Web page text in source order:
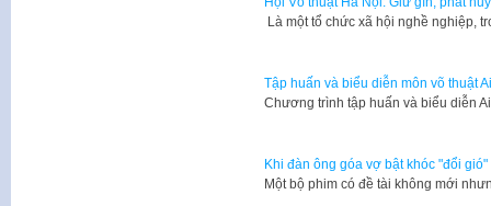
Là một tổ chức xã hội nghề nghiệp,
Tập huấn và biểu diễn môn võ thuật
​Chương trình tập huấn và biểu diễn
Khi đàn ông góa vợ bật khóc "đổi gió"
​Một bộ phim có đề tài không mới